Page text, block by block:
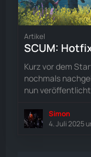
Artikel
SCUM:
Kurz vor dem
nochmals
nun veröffentlicht.
Simon
4. Juli 2025